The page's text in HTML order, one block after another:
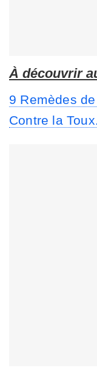
À découvrir
9 Remèdes
Contre la Toux.